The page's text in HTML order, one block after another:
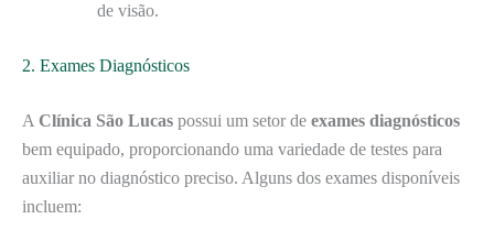
de visão.
2. Exames Diagnósticos
A Clínica São Lucas possui um setor de exames diagnósticos
bem equipado, proporcionando uma variedade de testes para
auxiliar no diagnóstico preciso. Alguns dos exames disponíveis
incluem: